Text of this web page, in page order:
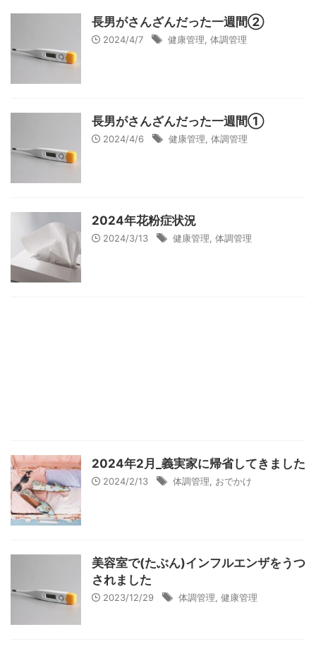
長男がさんざんだった一週間②
2024/4/7 健康管理 体調管理
長男がさんざんだった一週間①
2024/4/6 健康管理 体調管理
2024年花粉症状況
2024/3/13 健康管理 体調管理
2024年2月_義実家に帰省してきました
2024/2/13 体調管理 おでかけ
美容室で(たぶん)インフルエンザをうつ
されました
2023/12/29 体調管理 健康管理